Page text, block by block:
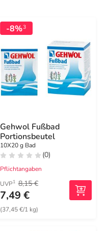
-8%3
Gehwol Fußbad
Portionsbeutel
10X20 g Bad
(0)
Pflichtangaben
UVP1 8,15 €
7,49 €
(37,45 €/1 kg)